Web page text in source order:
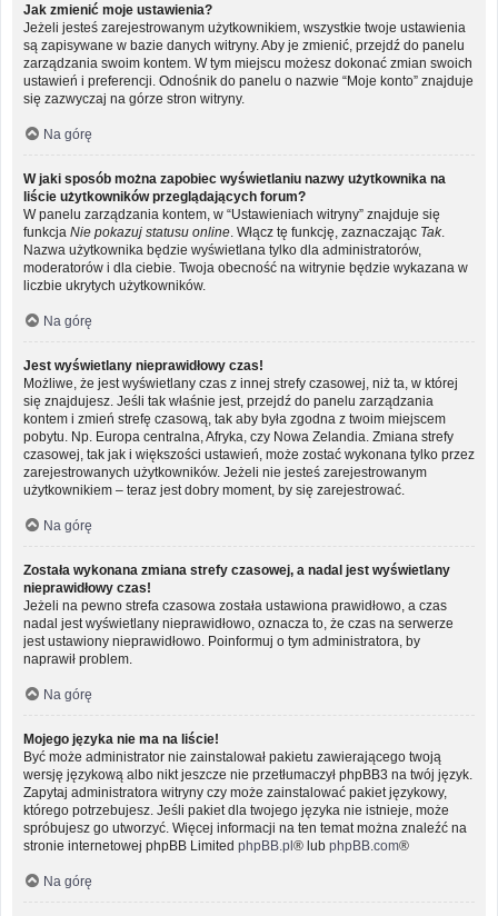
Jak zmienić moje ustawienia?
Jeżeli jesteś zarejestrowanym użytkownikiem, wszystkie twoje ustawienia
są zapisywane w bazie danych witryny. Aby je zmienić, przejdź do panelu
zarządzania swoim kontem. W tym miejscu możesz dokonać zmian swoich
ustawień i preferencji. Odnośnik do panelu o nazwie “Moje konto” znajduje
się zazwyczaj na górze stron witryny.
Na górę
W jaki sposób można zapobiec wyświetlaniu nazwy użytkownika na
liście użytkowników przeglądających forum?
W panelu zarządzania kontem, w “Ustawieniach witryny” znajduje się
funkcja Nie pokazuj statusu online . Włącz tę funkcję, zaznaczając Tak.
Nazwa użytkownika będzie wyświetlana tylko dla administratorów,
moderatorów i dla ciebie. Twoja obecność na witrynie będzie wykazana w
liczbie ukrytych użytkowników.
Na górę
Jest wyświetlany nieprawidłowy czas!
Możliwe, że jest wyświetlany czas z innej strefy czasowej, niż ta, w której
się znajdujesz. Jeśli tak właśnie jest, przejdź do panelu zarządzania
kontem i zmień strefę czasową, tak aby była zgodna z twoim miejscem
pobytu. Np. Europa centralna, Afryka, czy Nowa Zelandia. Zmiana strefy
czasowej, tak jak i większości ustawień, może zostać wykonana tylko przez
zarejestrowanych użytkowników. Jeżeli nie jesteś zarejestrowanym
użytkownikiem – teraz jest dobry moment, by się zarejestrować.
Na górę
Została wykonana zmiana strefy czasowej, a nadal jest wyświetlany
nieprawidłowy czas!
Jeżeli na pewno strefa czasowa została ustawiona prawidłowo, a czas
nadal jest wyświetlany nieprawidłowo, oznacza to, że czas na serwerze
jest ustawiony nieprawidłowo. Poinformuj o tym administratora, by
naprawił problem.
Na górę
Mojego języka nie ma na liście!
Być może administrator nie zainstalował pakietu zawierającego twoją
wersję językową albo nikt jeszcze nie przetłumaczył phpBB3 na twój język.
Zapytaj administratora witryny czy może zainstalować pakiet językowy,
którego potrzebujesz. Jeśli pakiet dla twojego języka nie istnieje, może
spróbujesz go utworzyć. Więcej informacji na ten temat można znaleźć na
stronie internetowej phpBB Limited phpBB.pl® lub phpBB.com®
Na górę